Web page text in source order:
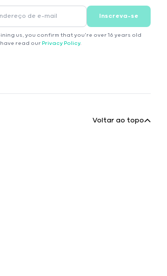
Inscreva-se
us, you confirm that you're over 16 years old
read our Privacy Policy.
Voltar ao topo